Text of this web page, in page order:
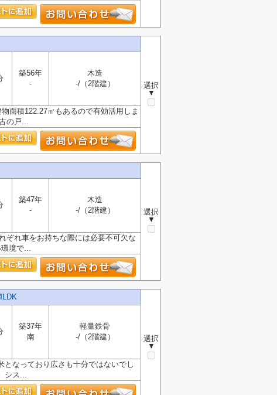
選択
▼
築56年
-
木造
-/（2階建）
面積122.27㎡もあるので有効活用しま
の戸...
選択
▼
築47年
-
木造
-/（2階建）
ぞれ車をお持ちな際には必要不可欠な
境で...
選択
▼
築37年
南
軽量鉄骨
-/（2階建）
なっており広さも十分ではないでし
シス...